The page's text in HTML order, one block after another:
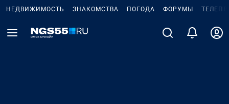
НЕДВИЖИМОСТЬ ЗНАКОМСТВА ПОГОДА ФОРУМЫ